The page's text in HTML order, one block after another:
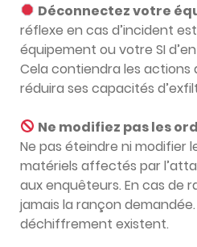
Déconnectez votre
réflexe en cas d’incident
équipement ou votre SI
Cela contiendra les actions
réduira ses capacités
Ne modifiez pas les
Ne pas éteindre ni modifier
matériels affectés par
aux enquêteurs. En cas de
jamais la rançon
déchiffrement existent.